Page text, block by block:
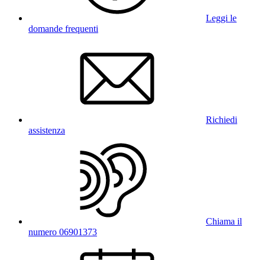
Leggi le
domande frequenti
Richiedi
assistenza
Chiama il
numero 06901373